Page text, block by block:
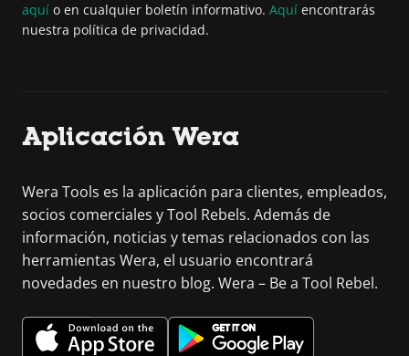
aquí o en cualquier boletín informativo. Aquí encontrarás
nuestra política de privacidad.
Aplicación Wera
Wera Tools es la aplicación para clientes, empleados,
socios comerciales y Tool Rebels. Además de
información, noticias y temas relacionados con las
herramientas Wera, el usuario encontrará
novedades en nuestro blog. Wera – Be a Tool Rebel.